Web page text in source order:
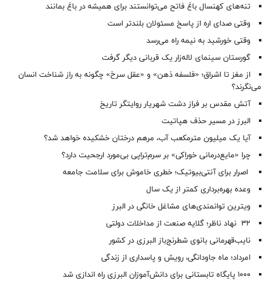
تنه‌های کهنسال باغ فاتح می‌توانستند برای همیشه در باغ بمانند
وقتی صدای اره از پاسخ مسئولان بلندتر است
وقتی خورشید به نیمه راه می‌رسد
گورستان سینمای لاله‌زار یک قربانی دیگر گرفت
از مغز تا اشراق؛ «فلسفه ذهن» و «عقل سرخ» چگونه به راز شناخت انسان
می‌نگرند؟
آتش مقدس بر فراز دشت شهریار روایتگر تاریخ
البرز در مسیر حذف هپاتیت
آیا یک میلیون مترمکعب آب، مرهم درختان خشکیده خواهد شد؟
چرا «مایع‌درمانی خوراکی» بر سرم‌تراپی بی‌مورد ارجحیت دارد؟
اصرار برای آنتی‌بیوتیک؛ خطری خاموش برای سلامت جامعه
وعده بهره‌برداری کمتر از یک سال
ویترین توانمندی‌های مشاغل خانگی در البرز
۳۲ نهاد ناظر؛ گلایه صنعت از مداخلات دولتی
نایب‌قهرمانی بانوی شطرنج‌باز البرزی در کشور
امرداد؛ ماه جاودانگی، رویش و پاسداری از زندگی
۱۰۰۰ پایگاه تابستانی برای دانش‌آموزان البرزی راه اندازی شد